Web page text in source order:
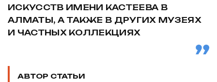
ИСКУССТВ ИМЕНИ КАСТЕЕВА В
АЛМАТЫ, А ТАКЖЕ В ДРУГИХ МУЗЕЯХ
И ЧАСТНЫХ КОЛЛЕКЦИЯХ
АВТОР СТАТЬИ